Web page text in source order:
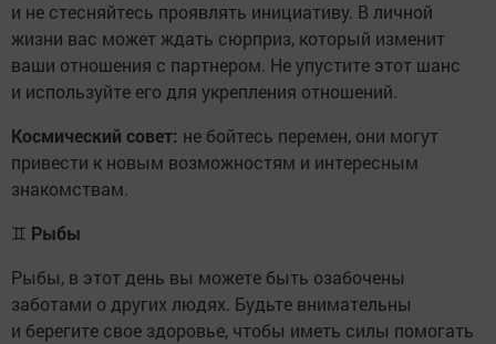
и не стесняйтесь проявлять инициативу. В личной
жизни вас может ждать сюрприз, который изменит
ваши отношения с партнером. Не упустите этот шанс
и используйте его для укрепления отношений.
Космический совет: не бойтесь перемен, они могут
привести к новым возможностям и интересным
знакомствам.
♊ Рыбы
Рыбы, в этот день вы можете быть озабочены
заботами о других людях. Будьте внимательны
и берегите свое здоровье, чтобы иметь силы помогать